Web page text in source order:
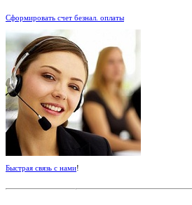
Сформировать счет безнал. оплаты
Быстрая связь с нами!